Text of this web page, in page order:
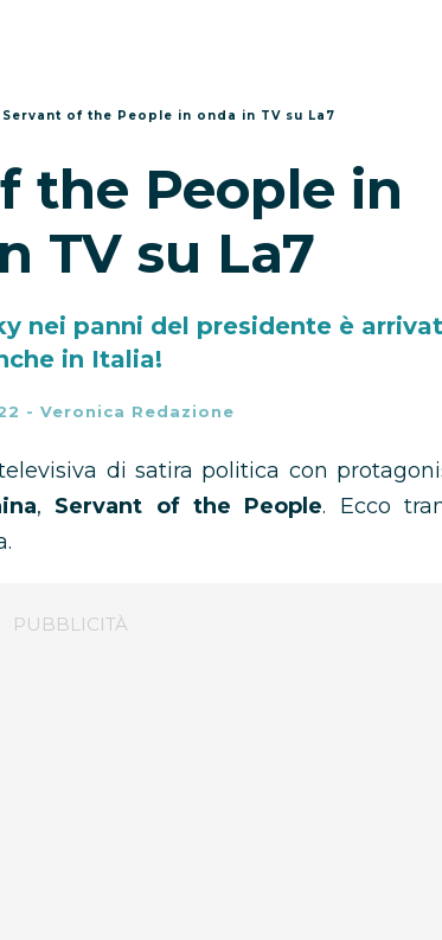
Servant of the People in onda in TV su La7
the People in
TV su La7
nei panni del presidente è
in Italia!
- Veronica Redazione
di satira politica con
, Servant of the People. Ecco